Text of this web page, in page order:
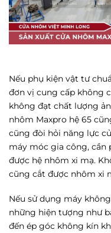
Nếu phụ kiện vật tư
đơn vị cung cấp không
không đạt chất lượng
nhôm Maxpro hệ 65
cũng đòi hỏi năng lực
máy móc gia công, cần
được hệ nhôm xi mạ.
cũng cắt được nhôm xi
Nếu sử dụng máy
những hiện tượng như
đến ép góc không kín